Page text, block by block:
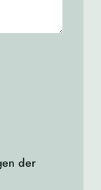
der